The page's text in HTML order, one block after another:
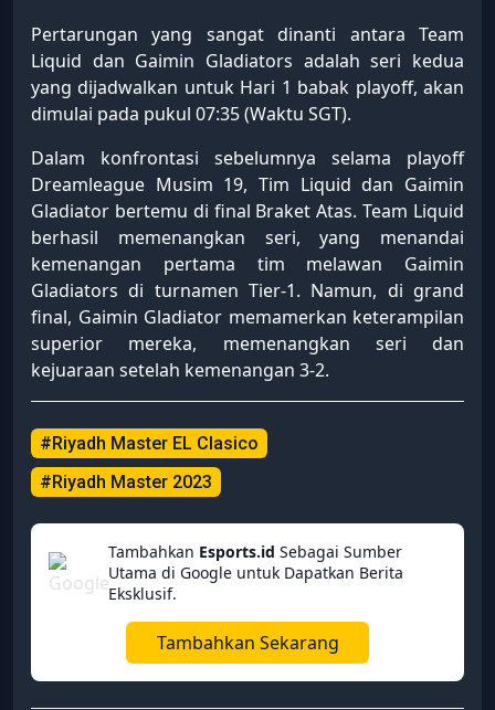
Pertarungan yang sangat dinanti antara Team
Liquid dan Gaimin Gladiators adalah seri kedua
yang dijadwalkan untuk Hari 1 babak playoff, akan
dimulai pada pukul 07:35 (Waktu SGT).
Dalam konfrontasi sebelumnya selama playoff
Dreamleague Musim 19, Tim Liquid dan Gaimin
Gladiator bertemu di final Braket Atas. Team Liquid
berhasil memenangkan seri, yang menandai
kemenangan pertama tim melawan Gaimin
Gladiators di turnamen Tier-1. Namun, di grand
final, Gaimin Gladiator memamerkan keterampilan
superior mereka, memenangkan seri dan
kejuaraan setelah kemenangan 3-2.
#Riyadh Master EL Clasico
#Riyadh Master 2023
Tambahkan Esports.id Sebagai Sumber
Utama di Google untuk Dapatkan Berita
Eksklusif.
Tambahkan Sekarang